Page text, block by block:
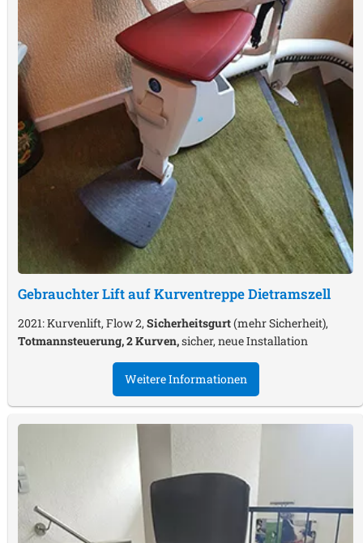
Gebrauchter Lift auf KurventreppeDietramszell
2021: Kurvenlift, Flow 2, Sicherheitsgurt(mehr Sicherheit),
Totmannsteuerung, 2 Kurven,sicher, neue Installation
Weitere Informationen